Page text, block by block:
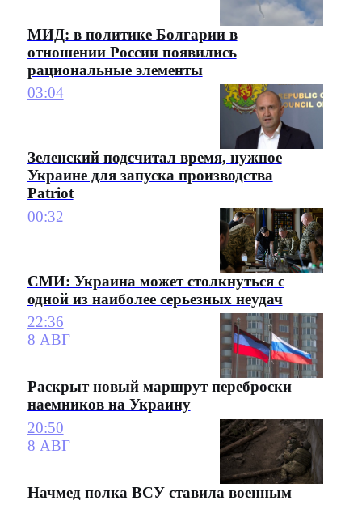
МИД: в политике Болгарии в
отношении России появились
рациональные элементы
03:04
Зеленский подсчитал время, нужное
Украине для запуска производства
Patriot
00:32
СМИ: Украина может столкнуться с
одной из наиболее серьезных неудач
22:36
8 АВГ
Раскрыт новый маршрут переброски
наемников на Украину
20:50
8 АВГ
Начмед полка ВСУ ставила военным